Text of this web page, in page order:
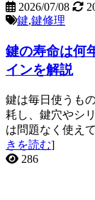
2026/07/08
鍵,鍵修理
鍵の寿命は何
インを解説
鍵は毎日使うも
耗し、鍵穴やシ
は問題なく使え
きを読む]
286